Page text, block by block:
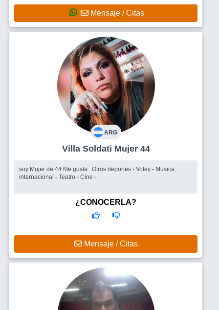
Mensaje / Citas
ARG
Villa Soldati Mujer 44
soy Mujer de 44 Me gusta : Otros deportes - Voley - Musica
internacional - Teatro - Cine -
¿CONOCERLA?
Mensaje / Citas